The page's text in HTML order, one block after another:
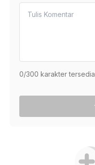
0/300 karakter tersedia